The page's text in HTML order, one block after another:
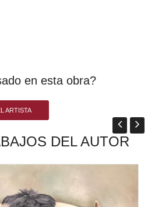
en esta obra?
ARTISTA
DEL AUTOR